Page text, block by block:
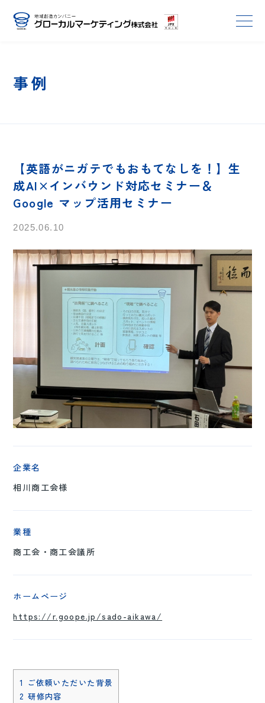
事例
【英語がニガテでもおもてなしを！】生
成AI×インバウンド対応セミナー＆
Google マップ活用セミナー
2025.06.10
企業名
相川商工会様
業種
商工会・商工会議所
ホームページ
https://r.goope.jp/sado-aikawa/
1 ご依頼いただいた背景
2 研修内容